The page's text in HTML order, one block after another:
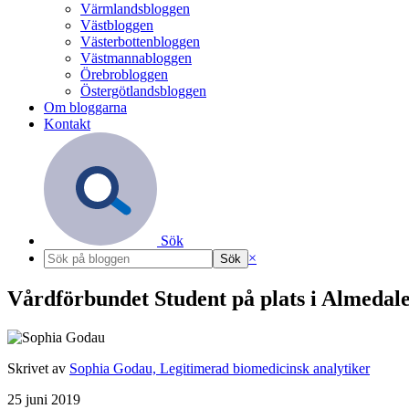
Värmlandsbloggen
Västbloggen
Västerbottenbloggen
Västmannabloggen
Örebrobloggen
Östergötlandsbloggen
Om bloggarna
Kontakt
Sök
×
Vårdförbundet Student på plats i
Skrivet av Sophia Godau, Legitimerad biomedicinsk analytiker
25 juni 2019